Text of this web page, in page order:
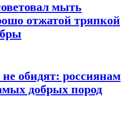
мыть
отжатой тряпкой
обидят: россиянам
добрых пород